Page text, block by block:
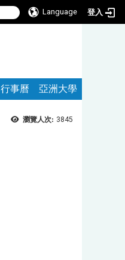
Language
登入
行事曆 亞洲大學
瀏覽人次: 3845